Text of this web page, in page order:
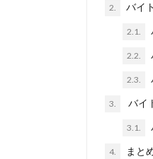
2. バイ
2.1.
2.2.
2.3.
3. バイ
3.1.
4. まと